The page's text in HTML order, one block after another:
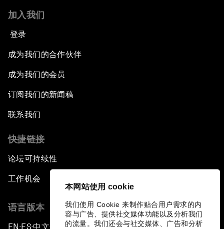
本网站使用 cookie
我们使用 Cookie 来制作贴合用户需求的内
容与广告、提供社交媒体功能以及分析我们
的流量。我们还会与社交媒体、广告和分析
加入我们
登录
成为我们的合作伙伴
成为我们的会员
订阅我们的新闻稿
联系我们
快捷链接
论坛可持续性
工作机会
语言版本
EN ▪ ES▪中文▪ 日本語